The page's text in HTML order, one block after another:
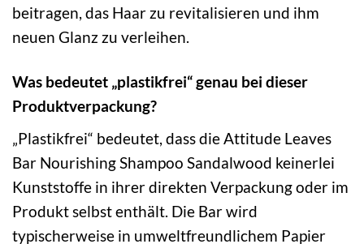
beitragen, das Haar zu revitalisieren und ihm
neuen Glanz zu verleihen.
Was bedeutet „plastikfrei“ genau bei dieser
Produktverpackung?
„Plastikfrei“ bedeutet, dass die Attitude Leaves
Bar Nourishing Shampoo Sandalwood keinerlei
Kunststoffe in ihrer direkten Verpackung oder im
Produkt selbst enthält. Die Bar wird
typischerweise in umweltfreundlichem Papier